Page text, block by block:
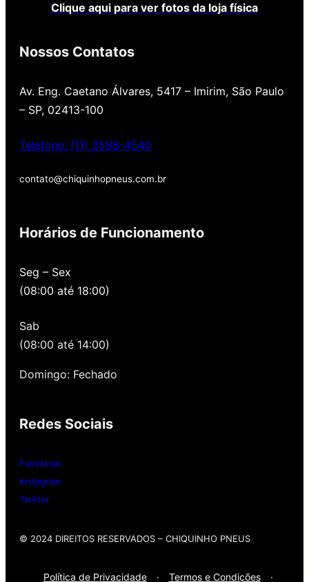
Clique aqui para ver fotos da loja física
Europeu de qualidade!
Temos uma loja novinha, com os melhores
quando você precisa voltar para revisar,
nossa loja possui grande parceria com a
Whatsap: (11) 3588-4540
Nossos Contatos
Av. Eng. Caetano Álvares, 5417 – Imirim, São Paulo
– SP, 02413-100
Telefone: (11) 3588-4540
contato@chiquinhopneus.com.br
Horários de Funcionamento
Seg – Sex
(08:00 até 18:00)
Sab
(08:00 até 14:00)
Domingo: Fechado
Redes Sociais
Facebook
Instagram
Twitter
© 2024 DIREITOS RESERVADOS​ – CHIQUINHO PNEUS
Política de Privacidade · Termos e Condições ·